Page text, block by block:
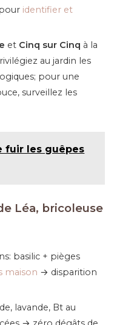
identifier et
et Cinq sur Cinq à la
au jardin les
pour une
surveillez les
fuir les guêpes
Léa, bricoleuse
basilic + pièges
maison → disparition
lavande, Bt au